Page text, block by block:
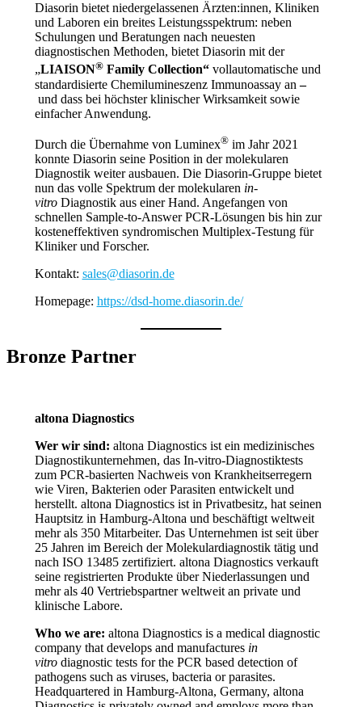
Diasorin bietet niedergelassenen Ärzten:innen, Kliniken
und Laboren ein breites Leistungsspektrum: neben
Schulungen und Beratungen nach neuesten
diagnostischen Methoden, bietet Diasorin mit der
„LIAISON®Family Collection“ vollautomatische und
standardisierte Chemilumineszenz Immunoassay an –
und dass bei höchster klinischer Wirksamkeit sowie
einfacher Anwendung.
Durch die Übernahme von Luminex®im Jahr 2021
konnte Diasorin seine Position in der molekularen
Diagnostik weiter ausbauen. Die Diasorin-Gruppe bietet
nun das volle Spektrum der molekularen in-
vitroDiagnostik aus einer Hand. Angefangen von
schnellen Sample-to-Answer PCR-Lösungen bis hin zur
kosteneffektiven syndromischen Multiplex-Testung für
Kliniker und Forscher.
Kontakt: sales@diasorin.de
Homepage: https://dsd-home.diasorin.de/
Bronze Partner
altona Diagnostics
Wer wir sind: altona Diagnostics ist ein medizinisches
Diagnostikunternehmen, das In-vitro-Diagnostiktests
zum PCR-basierten Nachweis von Krankheitserregern
wie Viren, Bakterien oder Parasiten entwickelt und
herstellt. altona Diagnostics ist in Privatbesitz, hat seinen
Hauptsitz in Hamburg-Altona und beschäftigt weltweit
mehr als 350 Mitarbeiter. Das Unternehmen ist seit über
25 Jahren im Bereich der Molekulardiagnostik tätig und
nach ISO 13485 zertifiziert. altona Diagnostics verkauft
seine registrierten Produkte über Niederlassungen und
mehr als 40 Vertriebspartner weltweit an private und
klinische Labore.
Who we are: altona Diagnostics is a medical diagnostic
company that develops and manufactures in
vitrodiagnostic tests for the PCR based detection of
pathogens such as viruses, bacteria or parasites.
Headquartered in Hamburg-Altona, Germany, altona